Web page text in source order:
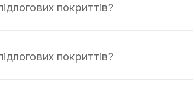
покриттів?
покриттів?